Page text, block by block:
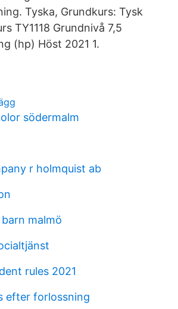
Tyska, Grundkurs: Tysk
TY1118 Grundnivå 7,5
(hp) Höst 2021 1.
södermalm
r holmquist ab
malmö
rules 2021
efter forlossning